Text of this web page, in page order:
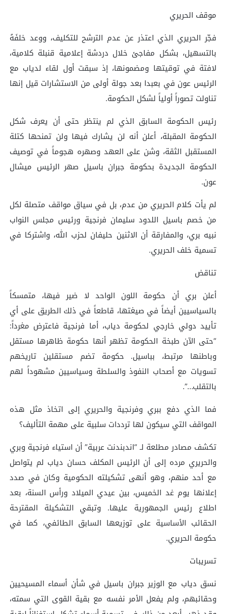
موقف الحريري
فجّر الحريري الذي اعتذر عن عدم الترشح للتكليف، ووعد خلفَهُ
بالتسهيل، بشكل مفاجئ خلال دردشة إعلامية قنبلة كلامية،
لافتة في توقيتها ومضمونها، إذ سبقت أول لقاء لدياب مع
الرئيس عون في بعبدا بعد جولة أولى من الاستشارات قيل إنها
تناولت تصوراً أولياً لشكل الحكومة.
رئيس الحكومة السابق الذي لم ينتظر حتى أن يعرف شكل
الحكومة المقبلة، أعلن أنه لن يشارك فيها ولن تمنحها كتلة
المستقبل الثقة، وشن على العهد وصهره هجوماً في توصيف
الحكومة الجديدة بحكومة جبران باسيل صهر الرئيس ميشال
عون.
لم يأت كلام الحريري من عدم، بل في سياق مواقف متصلة لكل
من خصم باسيل اللدود سليمان فرنجية ورئيس مجلس النواب
نبيه بري، والمفارقة أن الاثنين حليفان لحزب الله، واشتركا في
تسمية خلف الحريري.
تناقض
أعلن بري أن حكومة اللون الواحد لا ضير فيها، متمسكاً
بالسياسيين أيضاً في صيغتها، قاطعاً في ذلك الطريق على أي
تأييد دولي خارجي لحكومة دياب، أما فرنجية فاعترض مغرداً:
“حتى الآن طبخة الحكومة تظهر أنها حكومة ظاهرها مستقل
وباطنها مرتبط، بباسيل. حكومة تضم مستقلين تاريخهم
تسويات مع أصحاب النفوذ والسلطة وسياسيين مشهوداً لهم
بالتقلب…”.
فما الذي دفع ببري وفرنجية والحريري إلى اتخاذ مثل هذه
المواقف التي سيكون لها ترددات سلبية على مهمة التأليف؟
تكشف مصادر مطلعة لـ “اندبندنت عربية” أن استياء فرنجية وبري
والحريري مرده إلى أن الرئيس المكلف حسان دياب لم يتواصل
مع أحد منهم، وهو أنهى تشكيلته الحكومية وكان في صدد
إعلانها يوم غد الخميس، بين عيدي الميلاد ورأس السنة، بعد
اطلاع رئيس الجمهورية عليها. وتبقي التشكيلة المقترحة
الحقائب الأساسية على توزيعها السابق الطائفي، كما في
حكومة الحريري.
تسريبات
نسق دياب مع الوزير جبران باسيل في شأن أسماء المسيحيين
وحقائبهم، ولم يفعل الأمر نفسه مع بقية القوى التي سمته،